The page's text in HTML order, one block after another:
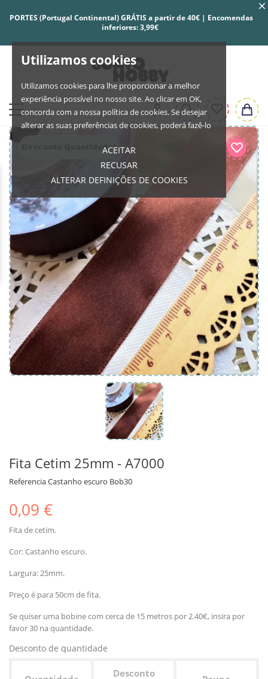
Utilizamos cookies
Utilizamos cookies para lhe proporcionar a melhor
experiência possível no nosso site. Ao clicar em OK,
concorda com a nossa política de cookies. Se desejar
alterar as suas preferências de cookies, poderá fazê-lo
ACEITAR
RECUSAR
ALTERAR DEFINIÇÕES DE COOKIES
PORTES (Portugal Continental) GRÁTIS a partir de 40€ | Encomendas
inferiores: 3,99€
Desconto Quantidade!
Fita Cetim 25mm - A7000
ReferenciaCastanho escuro Bob30
0,09 €
Fita de cetim.
Cor: Castanho escuro.
Largura: 25mm.
Preço é para 50cm de fita.
Se quiser uma bobine com cerca de 15 metros por 2.40€, insira por
favor 30 na quantidade.
Desconto de quantidade
Desconto